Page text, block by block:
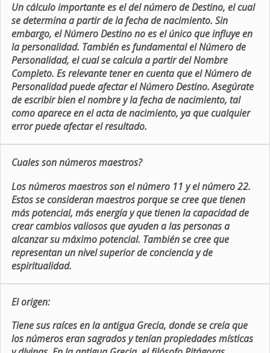
Un cálculo importante es el del número de Destino, el cual
se determina a partir de la fecha de nacimiento. Sin
embargo, el Número Destino no es el único que influye en
la personalidad. También es fundamental el Número de
Personalidad, el cual se calcula a partir del Nombre
Completo. Es relevante tener en cuenta que el Número de
Personalidad puede afectar el Número Destino. Asegúrate
de escribir bien el nombre y la fecha de nacimiento, tal
como aparece en el acta de nacimiento, ya que cualquier
error puede afectar el resultado.
Cuales son números maestros?
Los números maestros son el número 11 y el número 22.
Estos se consideran maestros porque se cree que tienen
más potencial, más energía y que tienen la capacidad de
crear cambios valiosos que ayuden a las personas a
alcanzar su máximo potencial. También se cree que
representan un nivel superior de conciencia y de
espiritualidad.
El origen:
Tiene sus raíces en la antigua Grecia, donde se creía que
los números eran sagrados y tenían propiedades místicas